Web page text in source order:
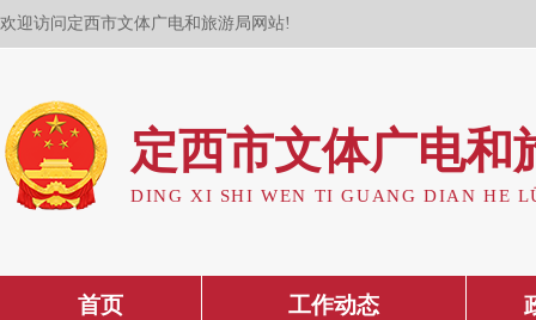
欢迎访问定西市文体广电和旅游局网站!
定西市文体广电和
DING XI SHI WEN TI GUANG DIAN HE
首页 工作动态